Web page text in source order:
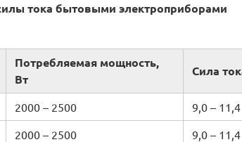
тока бытовыми электроприборами
Потребляемая мощность,
Вт
Сила
2000 – 2500
9,0 – 11,4
2000 – 2500
9,0 – 11,4